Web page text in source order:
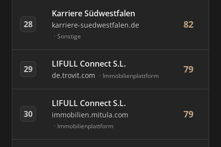
28
Karriere Südwestfalen
karriere-suedwestfalen.de
Sonstige
82
29 LIFULL Connect S.L.
de.trovit.com Immobilienplattform
79
30
LIFULL Connect S.L.
immobilien.mitula.com
Immobilienplattform
79